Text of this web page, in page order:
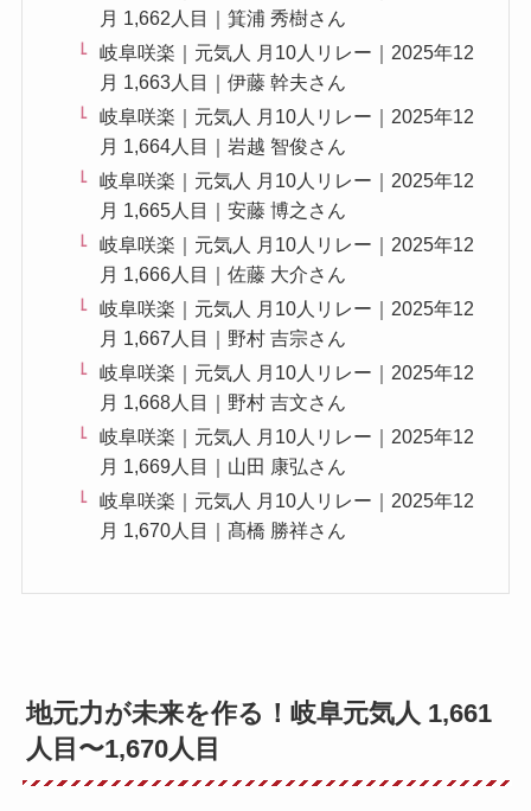
月 1,662人目｜箕浦 秀樹さん
岐阜咲楽｜元気人 月10人リレー｜2025年12
月 1,663人目｜伊藤 幹夫さん
岐阜咲楽｜元気人 月10人リレー｜2025年12
月 1,664人目｜岩越 智俊さん
岐阜咲楽｜元気人 月10人リレー｜2025年12
月 1,665人目｜安藤 博之さん
岐阜咲楽｜元気人 月10人リレー｜2025年12
月 1,666人目｜佐藤 大介さん
岐阜咲楽｜元気人 月10人リレー｜2025年12
月 1,667人目｜野村 吉宗さん
岐阜咲楽｜元気人 月10人リレー｜2025年12
月 1,668人目｜野村 吉文さん
岐阜咲楽｜元気人 月10人リレー｜2025年12
月 1,669人目｜山田 康弘さん
岐阜咲楽｜元気人 月10人リレー｜2025年12
月 1,670人目｜髙橋 勝祥さん
地元力が未来を作る！岐阜元気人 1,661
人目〜1,670人目